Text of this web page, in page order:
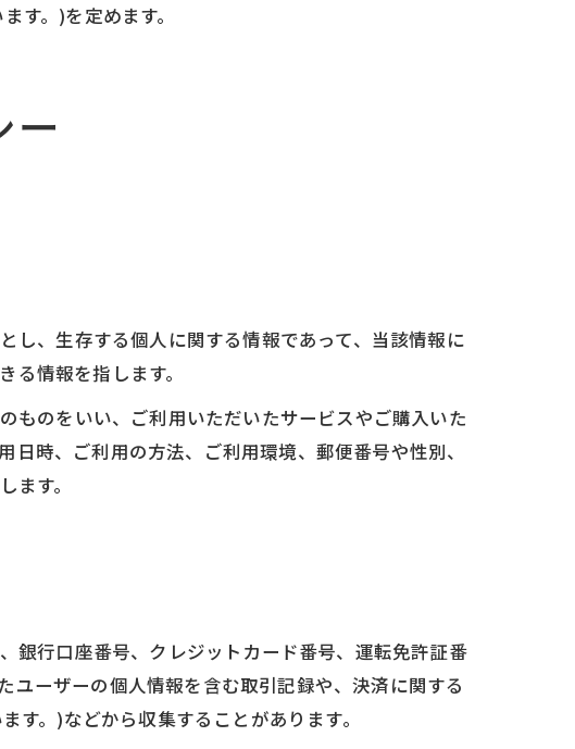
す。)を定めます。
ー
し、生存する個人に関する情報であって、当該情報に
情報を指します。
ものをいい、ご利用いただいたサービスやご購入いた
時、ご利用の方法、ご利用環境、郵便番号や性別、
す。
銀行口座番号、クレジットカード番号、運転免許証番
ーザーの個人情報を含む取引記録や、決済に関する
。)などから収集することがあります。